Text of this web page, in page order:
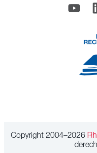
Copyright 2004–2026